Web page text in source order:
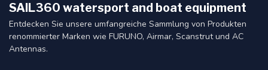
SAIL360 watersport and boat equipment
Entdecken Sie unsere umfangreiche Sammlung von Produkten
renommierter Marken wie FURUNO, Airmar, Scanstrut und AC
Antennas.